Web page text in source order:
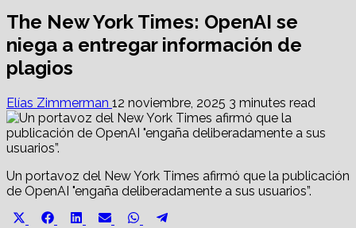
The New York Times: OpenAI se
niega a entregar información de
plagios
Elías Zimmerman 12 noviembre, 2025 3 minutes read
Un portavoz del New York Times afirmó que la publicación
de OpenAI "engaña deliberadamente a sus usuarios”.
Share
Share
Facebook
Share
LinkedIn
Share
Email
Share
WhatsApp